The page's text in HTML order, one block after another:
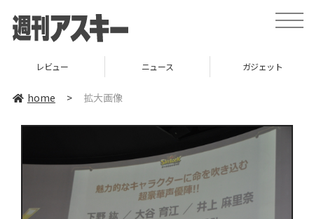
toggle
レビュー ニュース ガジェット
home > 拡大画像